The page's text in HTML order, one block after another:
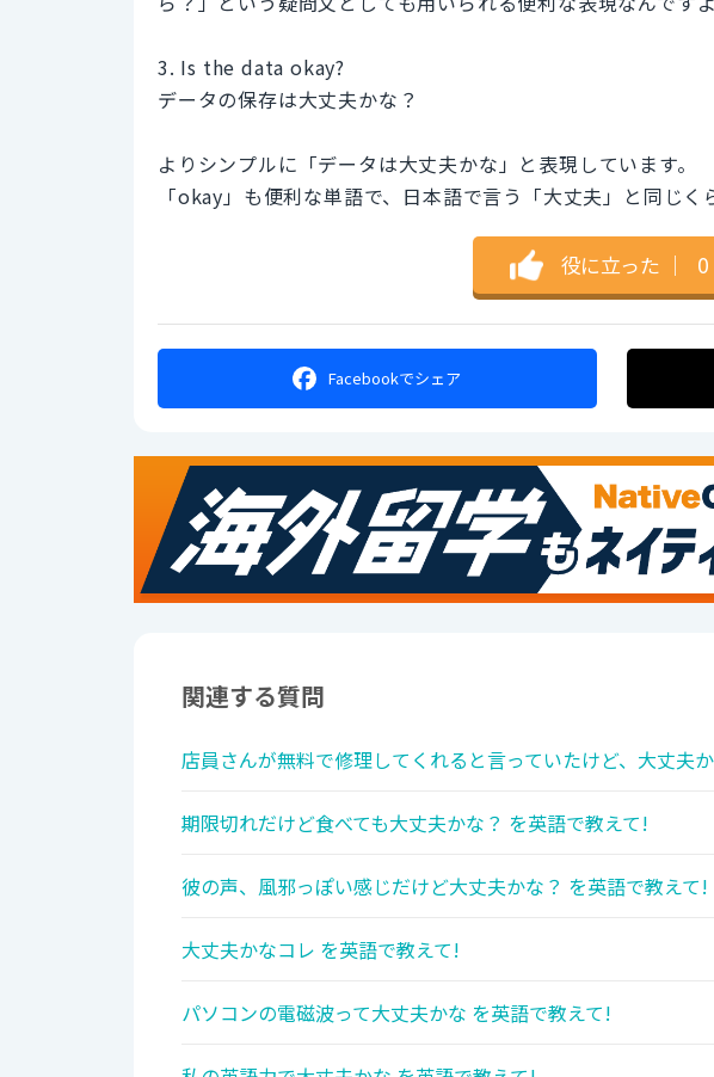
3. Is the data okay?
データの保存は大丈夫かな？
よりシンプルに「データは大丈夫かな」と表現しています。
「okay」も便利な単語で、日本語で言う「大丈夫」と同じく
役に立った ｜ 0
Facebookでシェア
関連する質問
店員さんが無料で修理してくれると言っていたけど、大丈夫
期限切れだけど食べても大丈夫かな？ を英語で教えて!
彼の声、風邪っぽい感じだけど大丈夫かな？ を英語で教えて!
大丈夫かなコレ を英語で教えて!
パソコンの電磁波って大丈夫かな を英語で教えて!